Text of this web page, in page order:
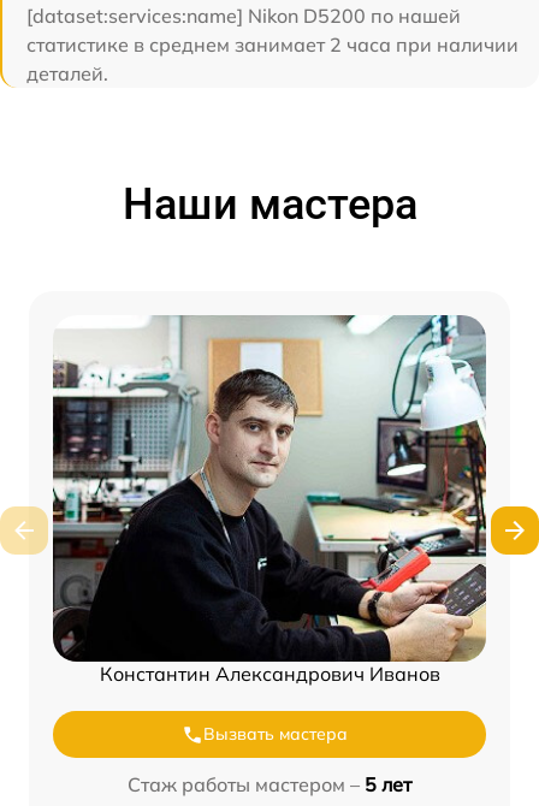
[dataset:services:name] Nikon D5200 по нашей
статистике в среднем занимает 2 часа при наличии
деталей.
Наши мастера
Константин Александрович Иванов
Вызвать мастера
Стаж работы мастером – 5 лет